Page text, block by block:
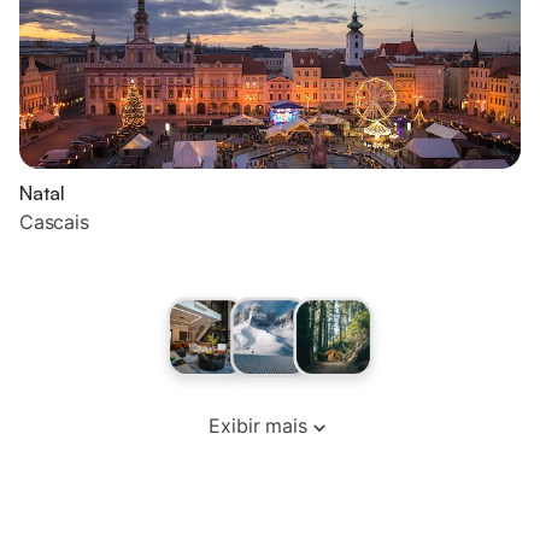
Natal
Cascais
Exibir mais